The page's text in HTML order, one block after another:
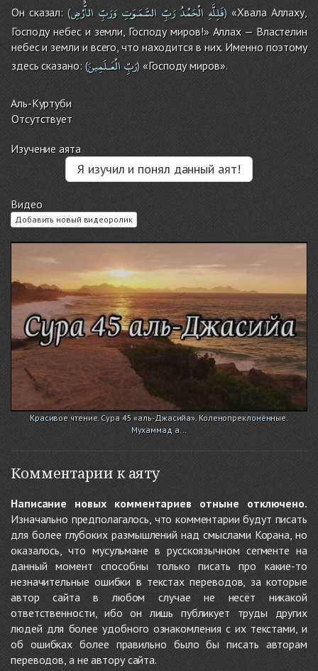
Он сказал: ( فَلِلَّهِ الْحَمْدُ رَبِّ السَّمَـوَتِ وَرَبِّ الاٌّرْضِ ) «Хвала Аллаху,
Господу небес и земли, Господу миров!» Аллах — Властелин
небес и земли и всего, что находится в них. Именно поэтому
здесь сказано:( رَبِّالْعَـلَمِينَ ) «Господу миров».
Аль-Куртуби
Отсутствует
Изучение аята
Я изучил и понял данный аят!
Видео
Добавить новый видеоролик
Красивое чтение. Сура 45 «аль-Джасийа». Коленопреклонённые.
Мухаммад а...
Комментарии к аяту
Написание новых комментариев отныне отключено.
Изначально предполагалось, что комментарии будут писать
для более глубоких размышлений над смыслами Корана, но
оказалось, что мусульмане в русскоязычном сегменте на
данный момент способны только писать про какие-то
незначительные ошибки в текстах переводов, за которые
автор сайта в любом случае не несёт никакой
ответственности, ибо он лишь публикует труды других
людей для более удобного ознакомления с их текстами, и
об ошибках более правильно было бы писать авторам
переводов, а не автору сайта.